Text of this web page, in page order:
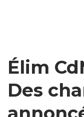
Élim
Des